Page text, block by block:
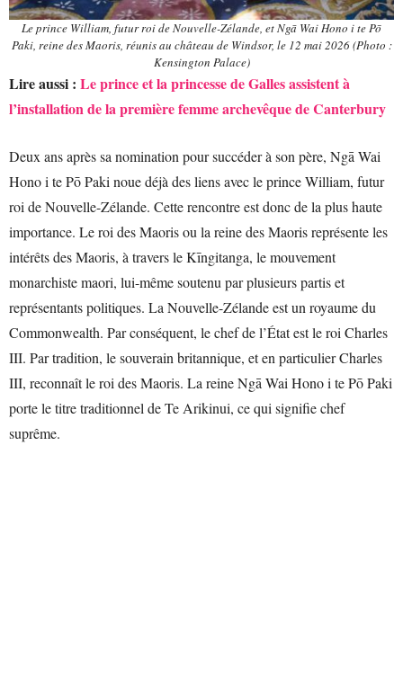
Le prince William, futur roi de Nouvelle-Zélande, et Ngā Wai Hono i te Pō
Paki, reine des Maoris, réunis au château de Windsor, le 12 mai 2026 (Photo :
Kensington Palace)
Lire aussi : Le prince et la princesse de Galles assistent à
l’installation de la première femme archevêque de Canterbury
Deux ans après sa nomination pour succéder à son père, Ngā Wai
Hono i te Pō Paki noue déjà des liens avec le prince William, futur
roi de Nouvelle-Zélande. Cette rencontre est donc de la plus haute
importance. Le roi des Maoris ou la reine des Maoris représente les
intérêts des Maoris, à travers le Kīngitanga, le mouvement
monarchiste maori, lui-même soutenu par plusieurs partis et
représentants politiques. La Nouvelle-Zélande est un royaume du
Commonwealth. Par conséquent, le chef de l’État est le roi Charles
III. Par tradition, le souverain britannique, et en particulier Charles
III, reconnaît le roi des Maoris. La reine Ngā Wai Hono i te Pō Paki
porte le titre traditionnel de Te Arikinui, ce qui signifie chef
suprême.